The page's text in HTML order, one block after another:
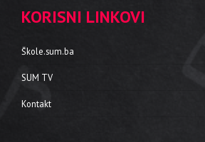
KORISNI LINKOVI
Škole.sum.ba
SUM TV
Kontakt